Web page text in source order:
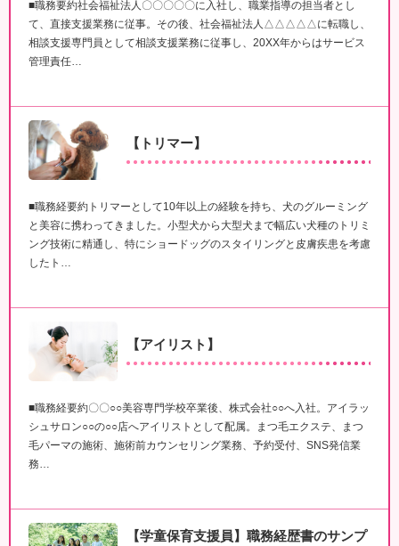
■職務要約社会福祉法人〇〇〇〇〇に入社し、職業指導の担当者とし
て、直接支援業務に従事。その後、社会福祉法人△△△△△に転職し、
相談支援専門員として相談支援業務に従事し、20XX年からはサービス
管理責任…
【トリマー】
■職務経要約トリマーとして10年以上の経験を持ち、犬のグルーミング
と美容に携わってきました。小型犬から大型犬まで幅広い犬種のトリミ
ング技術に精通し、特にショードッグのスタイリングと皮膚疾患を考慮
したト…
【アイリスト】
■職務経要約〇〇○○美容専門学校卒業後、株式会社○○へ入社。アイラッ
シュサロン○○の○○店へアイリストとして配属。まつ毛エクステ、まつ
毛パーマの施術、施術前カウンセリング業務、予約受付、SNS発信業
務…
【学童保育支援員】職務経歴書のサンプ